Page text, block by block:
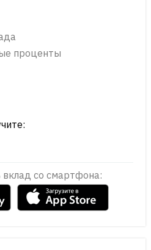
проценты
вклад со смартфона: